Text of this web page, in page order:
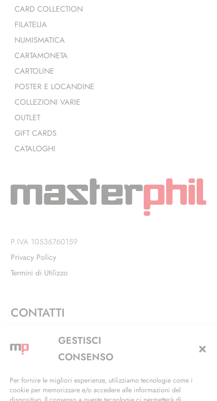
GESTISCI
CONSENSO
Per fornire le migliori esperienze, utilizziamo tecnologie come i
cookie per memorizzare e/o accedere alle informazioni del
CARD COLLECTION
FILATELIA
NUMISMATICA
CARTAMONETA
CARTOLINE
POSTER E LOCANDINE
COLLEZIONI VARIE
OUTLET
GIFT CARDS
CATALOGHI
P.IVA 10536760159
Privacy Policy
Termini di Utilizzo
CONTATTI
Via Alfieri, 27 - Trezzano Sul Naviglio (MI)
+39 02 4846 3155
info@masterphil.it